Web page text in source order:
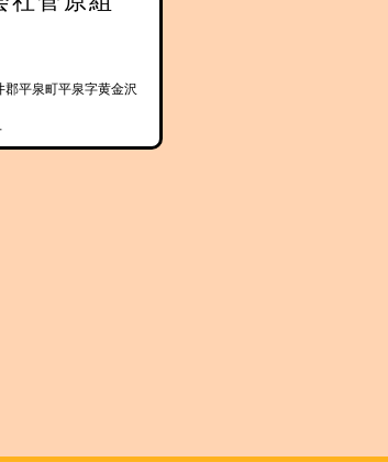
平泉町平泉字黄金沢